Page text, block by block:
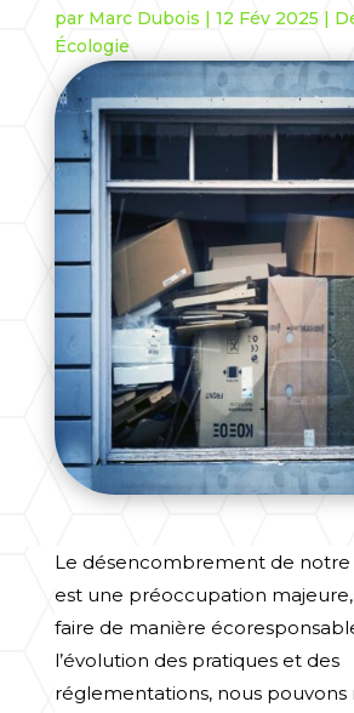
par Marc Dubois | 12 Fév 2025 |
Écologie
Le désencombrement de notre
est une préoccupation
faire de manière
l’évolution des pratiques et des
réglementations, nous pouvons